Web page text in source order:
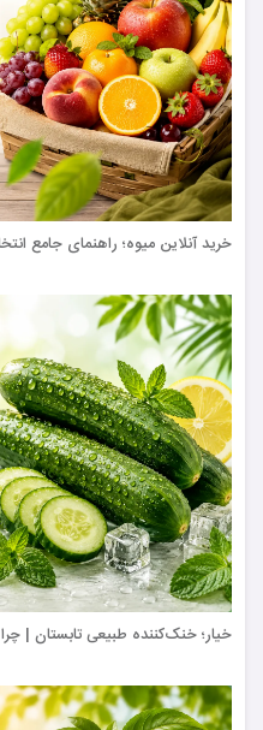
خرید آنلاین میوه؛ راهنمای جامع
خیار؛ خنک‌کننده طبیعی تابستان |